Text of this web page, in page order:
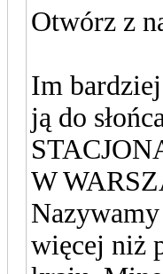
Otwórz z
Im
ją do
W
więcej niż